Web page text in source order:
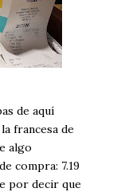
de aquí
francesa de
algo
compra: 7.19
por decir que